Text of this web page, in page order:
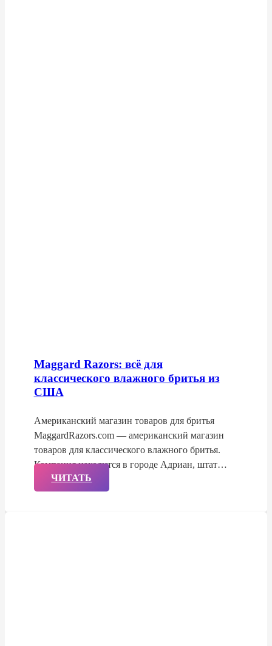
Maggard Razors: всё для
классического влажного бритья из
США
Американский магазин товаров для бритья
MaggardRazors.com — американский магазин
товаров для классического влажного бритья.
Компания находится в городе Адриан, штат…
ЧИТАТЬ